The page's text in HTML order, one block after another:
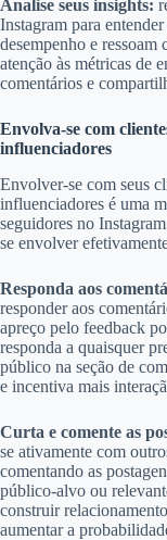
Analise seus insights:
Instagram para
desempenho e
atenção às métricas de
comentários e
Envolva-se com
influenciadores
Envolver-se com seus
influenciadores é uma
seguidores no
se envolver
Responda aos
responder aos
apreço pelo feedback
responda a quaisquer
público na seção de
e incentiva mais
Curta e comente as
se ativamente com
comentando as
público-alvo ou
construir
aumentar a